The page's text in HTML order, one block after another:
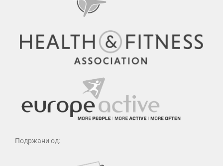
Подржани од: